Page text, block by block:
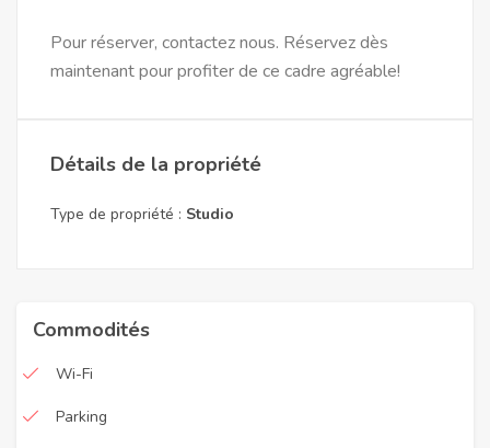
Pour réserver, contactez nous. Réservez dès
maintenant pour profiter de ce cadre agréable!
Détails de la propriété
Type de propriété : Studio
Commodités
Wi-Fi
Parking